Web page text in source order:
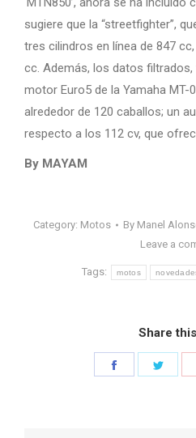
sugiere que la “streetfighter”,
tres cilindros en línea de 847
cc. Además, los datos filtrados,
motor Euro5 de la Yamaha MT-
alrededor de 120 caballos; un
respecto a los 112 cv, que
By MAYAM
Category: Motos By Manel
Leave a
Tags: motos
Share